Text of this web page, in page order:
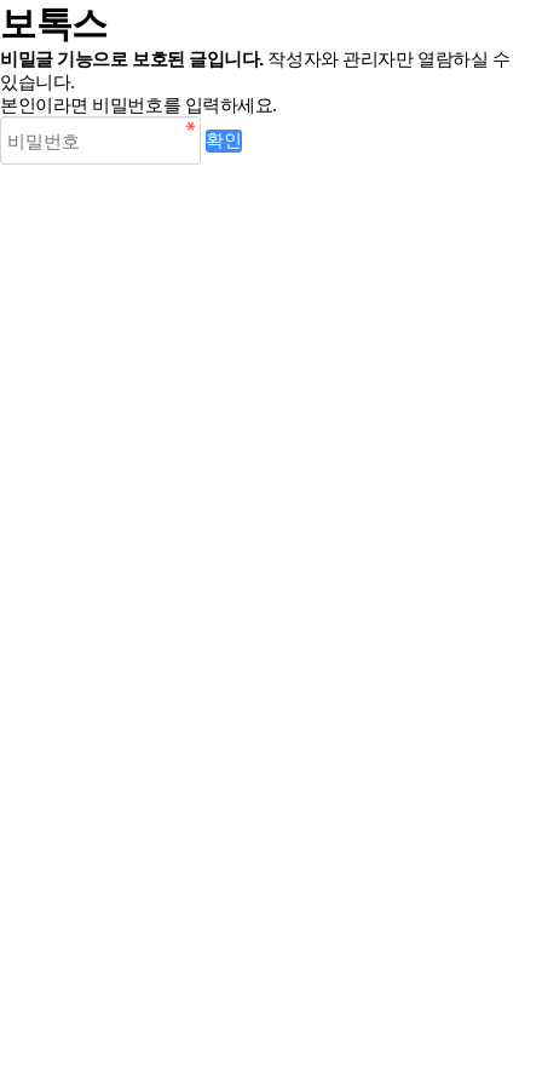
보톡스
비밀글 기능으로 보호된 글입니다.작성자와 관리자만 열람하실 수
있습니다.
본인이라면 비밀번호를 입력하세요.